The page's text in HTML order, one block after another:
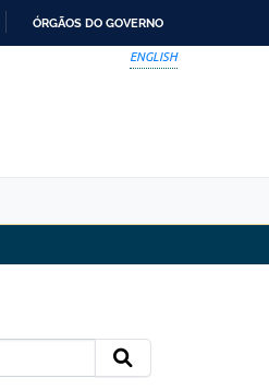
ÓRGÃOS DO GOVERNO
ENGLISH